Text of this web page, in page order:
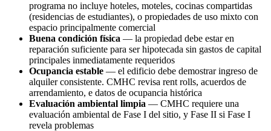
programa no incluye hoteles, moteles, cocinas compartidas
(residencias de estudiantes), o propiedades de uso mixto con
espacio principalmente comercial
Buena condición física — la propiedad debe estar en
reparación suficiente para ser hipotecada sin gastos de capital
principales inmediatamente requeridos
Ocupancia estable — el edificio debe demostrar ingreso de
alquiler consistente. CMHC revisa rent rolls, acuerdos de
arrendamiento, e datos de ocupancia histórica
Evaluación ambiental limpia — CMHC requiere una
evaluación ambiental de Fase I del sitio, y Fase II si Fase I
revela problemas